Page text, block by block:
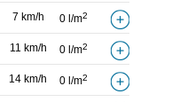
7 km/h 0 l/m2
11 km/h 0 l/m2
14 km/h 0 l/m2